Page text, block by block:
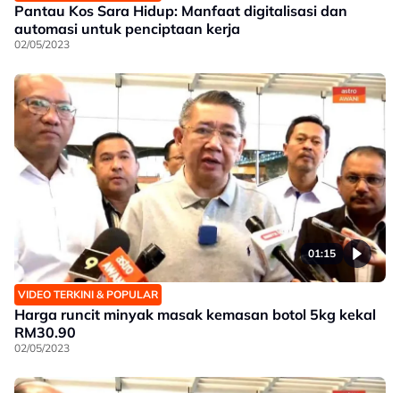
Pantau Kos Sara Hidup: Manfaat digitalisasi dan
automasi untuk penciptaan kerja
02/05/2023
01:15
VIDEO TERKINI & POPULAR
Harga runcit minyak masak kemasan botol 5kg kekal
RM30.90
02/05/2023